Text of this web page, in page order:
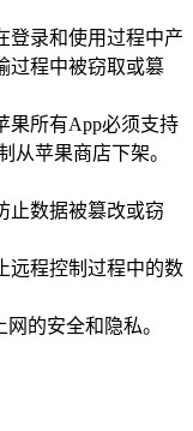
登录和使用过程中产
过程中被窃取或篡
果所有App必须支持
从苹果商店下架。
止数据被篡改或窃
远程控制过程中的数
的安全和隐私。